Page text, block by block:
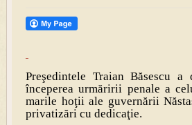
Preşedintele Traian Băsescu a
începerea urmăririi penale a
marile hoţii ale guvernării
privatizări cu dedicaţie.